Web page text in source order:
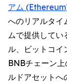
アム
へのリアルタイ
ムで提供して
ル、ビットコイ
BNBチェーン
ルドアセットへ